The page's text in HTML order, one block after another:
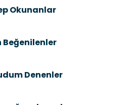
eksik bilgiler bulunuyor.
daha pahalı.
Okunanlar
Beğenilenler
Denenler